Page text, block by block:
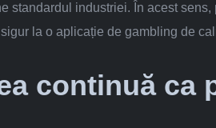
standardul industriei. În acest sens,
la o aplicație de gambling de
continuă ca